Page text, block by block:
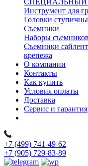
Инструмент для
Головки
Съемники
Наборы съемников
Съемники
крепежа
О компании
Контакты
Как купить
Условия оплаты
Доставка
Сервис и гарантия
+7 (499) 741-49-62
+7 (905) 729-83-89